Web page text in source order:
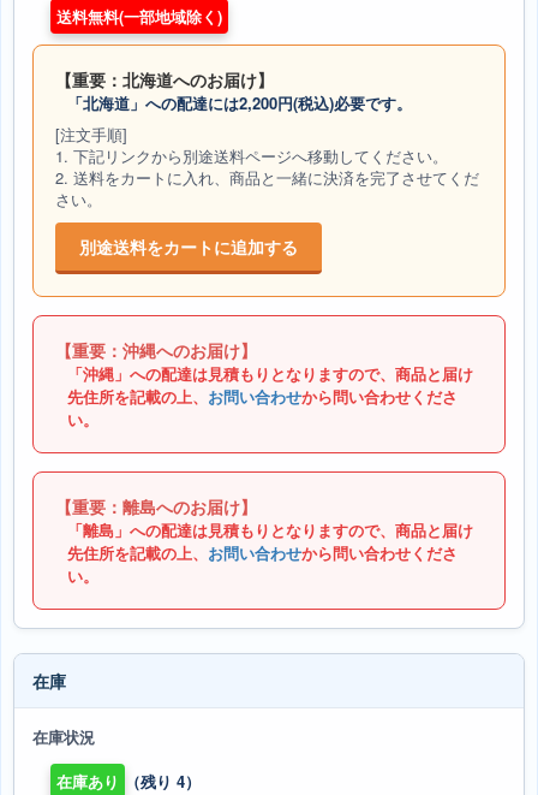
送料無料(一部地域除く)
【重要：北海道へのお届け】
「北海道」への配達には2,200円(税込)必要です。
[注文手順]
1. 下記リンクから別途送料ページへ移動してください。
2. 送料をカートに入れ、商品と一緒に決済を完了させてくだ
さい。
別途送料をカートに追加する
【重要：沖縄へのお届け】
「沖縄」への配達は見積もりとなりますので、商品と届け
先住所を記載の上、 お問い合わせから問い合わせくださ
い。
【重要：離島へのお届け】
「離島」への配達は見積もりとなりますので、商品と届け
先住所を記載の上、 お問い合わせから問い合わせくださ
い。
在庫
在庫状況
在庫あり
（残り 4）